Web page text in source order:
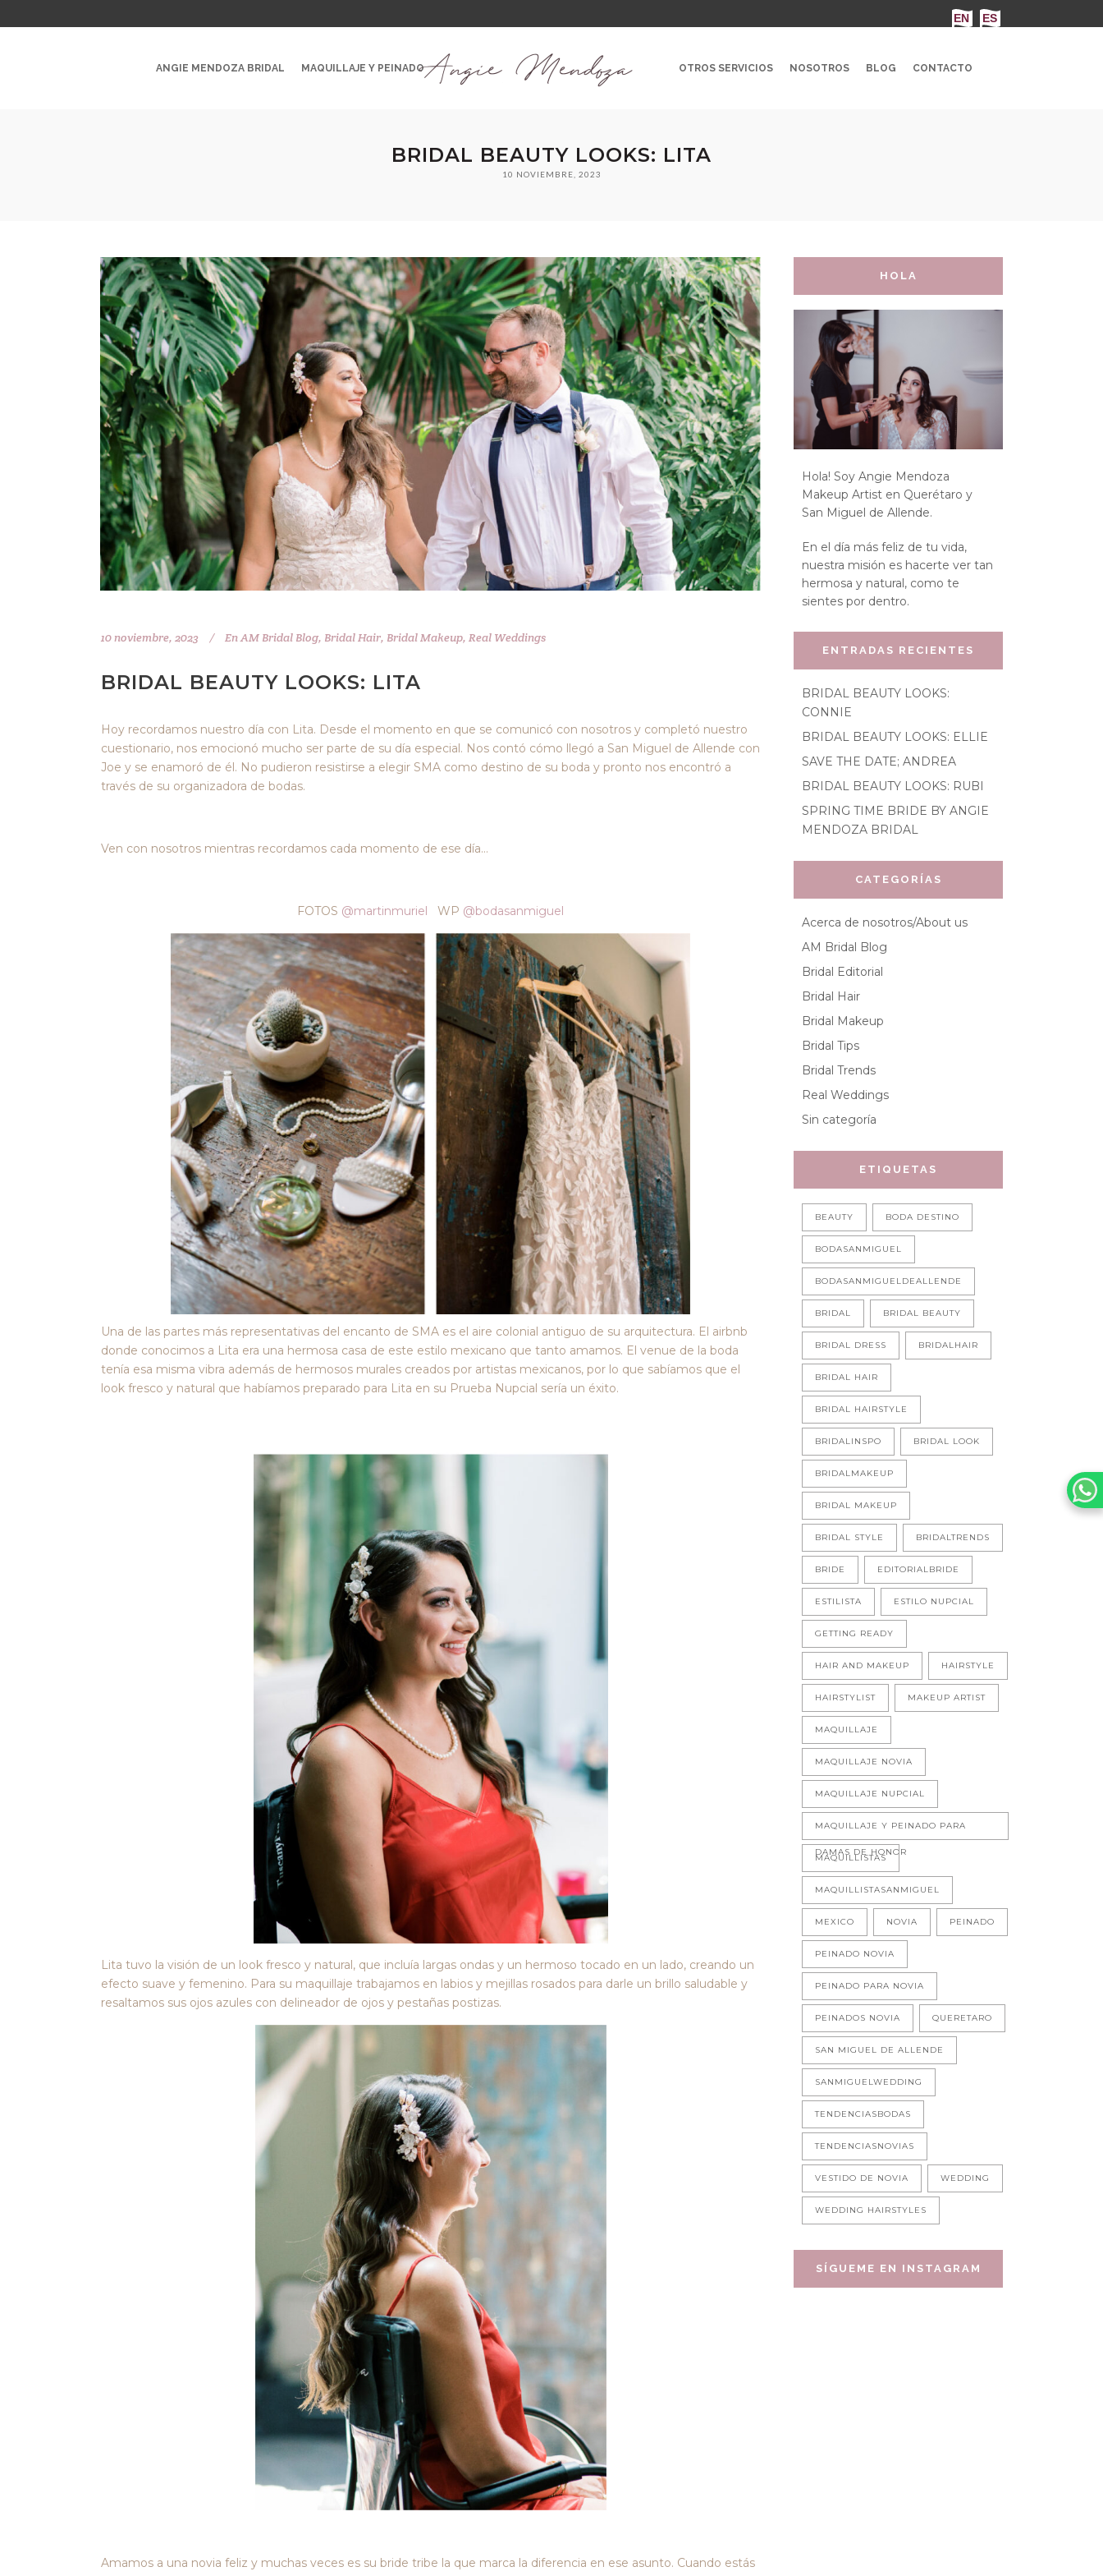
ANGIE MENDOZA BRIDAL MAQUILLAJE Y PEINADO OTROS SERVICIOS NOSOTROS BLOG CONTACTO
BRIDAL BEAUTY LOOKS: LITA
10 NOVIEMBRE, 2023
10 noviembre, 2023 EnAM Bridal Blog, Bridal Hair, Bridal Makeup, Real Weddings
BRIDAL BEAUTY LOOKS: LITA
Hoy recordamos nuestro día con Lita. Desde el momento en que se comunicó con nosotros y completó nuestro
cuestionario, nos emocionó mucho ser parte de su día especial. Nos contó cómo llegó a San Miguel de Allende con
Joe y se enamoró de él. No pudieron resistirse a elegir SMA como destino de su boda y pronto nos encontró a
través de su organizadora de bodas.
Ven con nosotros mientras recordamos cada momento de ese día…
FOTOS @martinmuriel WP @bodasanmiguel
Una de las partes más representativas del encanto de SMA es el aire colonial antiguo de su arquitectura. El airbnb
donde conocimos a Lita era una hermosa casa de este estilo mexicano que tanto amamos. El venue de la boda
tenía esa misma vibra además de hermosos murales creados por artistas mexicanos, por lo que sabíamos que el
look fresco y natural que habíamos preparado para Lita en su Prueba Nupcial sería un éxito.
Lita tuvo la visión de un look fresco y natural, que incluía largas ondas y un hermoso tocado en un lado, creando un
efecto suave y femenino. Para su maquillaje trabajamos en labios y mejillas rosados ​​para darle un brillo saludable y
resaltamos sus ojos azules con delineador de ojos y pestañas postizas.
Amamos a una novia feliz y muchas veces es su bride tribe la que marca la diferencia en ese asunto. Cuando estás
HOLA
Hola! Soy Angie Mendoza
Makeup Artist en Querétaro y
San Miguel de Allende.
En el día más feliz de tu vida,
nuestra misión es hacerte ver tan
hermosa y natural, como te
sientes por dentro.
ENTRADAS RECIENTES
BRIDAL BEAUTY LOOKS:
CONNIE
BRIDAL BEAUTY LOOKS: ELLIE
SAVE THE DATE; ANDREA
BRIDAL BEAUTY LOOKS: RUBI
SPRING TIME BRIDE BY ANGIE
MENDOZA BRIDAL
CATEGORÍAS
Acerca de nosotros/About us
AM Bridal Blog
Bridal Editorial
Bridal Hair
Bridal Makeup
Bridal Tips
Bridal Trends
Real Weddings
Sin categoría
ETIQUETAS
BEAUTY BODA DESTINO
BODASANMIGUEL
BODASANMIGUELDEALLENDE
BRIDAL BRIDAL BEAUTY
BRIDAL DRESS BRIDALHAIR
BRIDAL HAIR
BRIDAL HAIRSTYLE
BRIDALINSPO BRIDAL LOOK
BRIDALMAKEUP
BRIDAL MAKEUP
BRIDAL STYLE BRIDALTRENDS
BRIDE EDITORIALBRIDE
ESTILISTA ESTILO NUPCIAL
GETTING READY
HAIR AND MAKEUP HAIRSTYLE
HAIRSTYLIST MAKEUP ARTIST
MAQUILLAJE
MAQUILLAJE NOVIA
MAQUILLAJE NUPCIAL
MAQUILLAJE Y PEINADO PARA
DAMAS DE HONOR
MAQUILLISTAS
MAQUILLISTASANMIGUEL
MEXICO NOVIA PEINADO
PEINADO NOVIA
PEINADO PARA NOVIA
PEINADOS NOVIA QUERETARO
SAN MIGUEL DE ALLENDE
SANMIGUELWEDDING
TENDENCIASBODAS
TENDENCIASNOVIAS
VESTIDO DE NOVIA WEDDING
WEDDING HAIRSTYLES
SÍGUEME EN INSTAGRAM